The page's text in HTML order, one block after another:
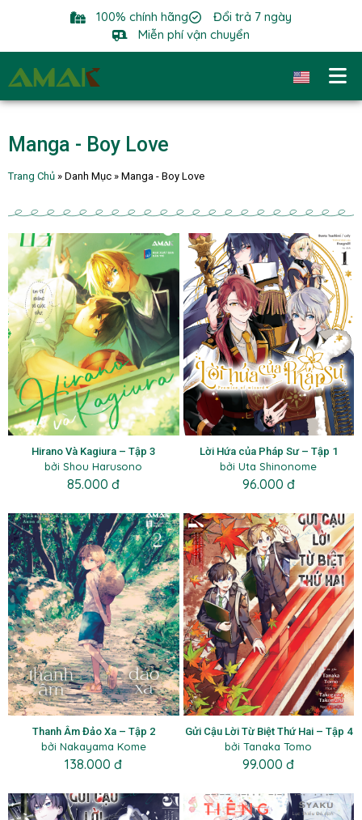
100% chính hãng
Đổi trả 7 ngày
Miễn phí vận chuyển
Manga - Boy Love
Trang Chủ » Danh Mục » Manga - Boy Love
Hirano Và Kagiura – Tập 3
bởi Shou Harusono
85.000 đ
Lời Hứa của Pháp Sư – Tập 1
bởi Uta Shinonome
96.000 đ
Thanh Âm Đảo Xa – Tập 2
bởi Nakayama Kome
138.000 đ
Gửi Cậu Lời Từ Biệt Thứ Hai – Tập 4
bởi Tanaka Tomo
99.000 đ